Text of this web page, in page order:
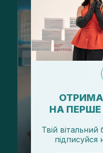
НА
Твій
підписуйся